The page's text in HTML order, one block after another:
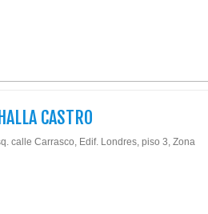
CASTRO
calle Carrasco, Edif. Londres, piso 3, Zona